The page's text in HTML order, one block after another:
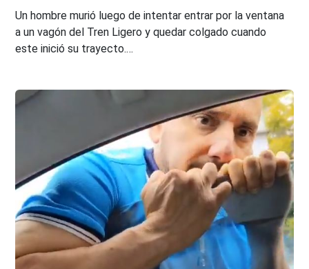
Un hombre murió luego de intentar entrar por la ventana
a un vagón del Tren Ligero y quedar colgado cuando
este inició su trayecto.…